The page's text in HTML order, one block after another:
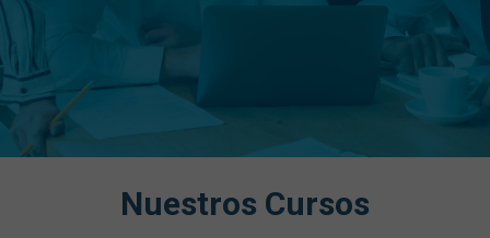
Nuestros Cursos